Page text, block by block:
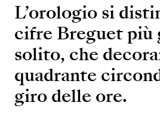
L’orologio si
cifre Breguet più
solito, che
quadrante
giro delle ore.